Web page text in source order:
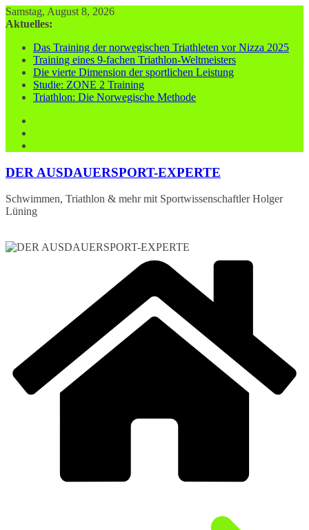
Zum
Inhalt
Samstag, August 8, 2026
Aktuelles:
Das Training der norwegischen Triathleten vor Nizza 2025
Training eines 9-fachen Triathlon-Weltmeisters
Die vierte Dimension der sportlichen Leistung
Studie: ZONE 2 Training
Triathlon: Die Norwegische Methode
DER AUSDAUERSPORT-EXPERTE
Schwimmen, Triathlon & mehr mit Sportwissenschaftler Holger
Lüning